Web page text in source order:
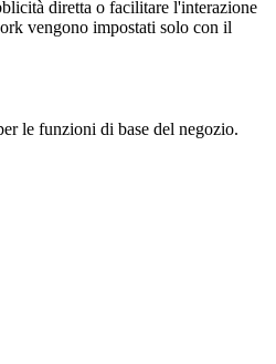
diretta o facilitare l'interazione
vengono impostati solo con il
le funzioni di base del negozio.